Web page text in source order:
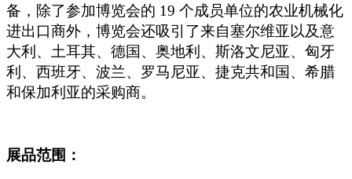
备，除了参加博览会的 19 个成员单位的农业机械化
进出口商外，博览会还吸引了来自塞尔维亚以及意
大利、土耳其、德国、奥地利、斯洛文尼亚、匈牙
利、西班牙、波兰、罗马尼亚、捷克共和国、希腊
和保加利亚的采购商。
展品范围：